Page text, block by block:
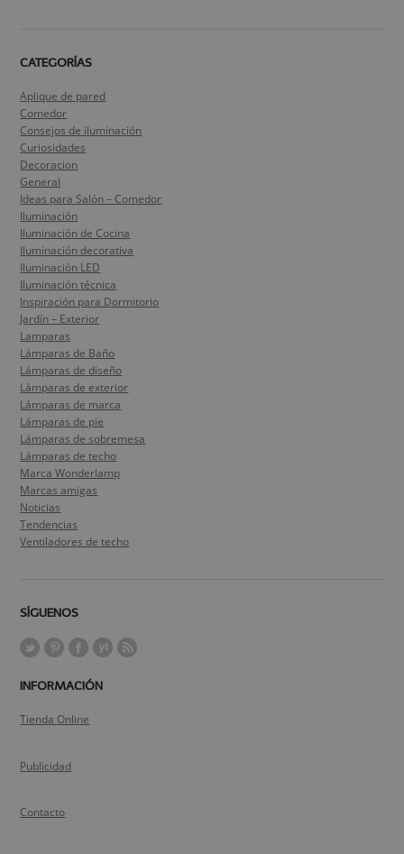
CATEGORÍAS
Aplique de pared
Comedor
Consejos de iluminación
Curiosidades
Decoracion
General
Ideas para Salón – Comedor
Iluminación
Iluminación de Cocina
Iluminación decorativa
Iluminación LED
Iluminación técnica
Inspiración para Dormitorio
Jardín – Exterior
Lamparas
Lámparas de Baño
Lámparas de diseño
Lámparas de exterior
Lámparas de marca
Lámparas de pie
Lámparas de sobremesa
Lámparas de techo
Marca Wonderlamp
Marcas amigas
Noticias
Tendencias
Ventiladores de techo
SÍGUENOS
INFORMACIÓN
Tienda Online
Publicidad
Contacto